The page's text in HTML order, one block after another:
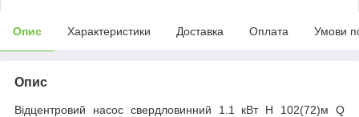
Опис Характеристики Доставка Оплата Умови
Опис
Відцентровий насос свердловинний 1.1 кВт H 102(72)м Q